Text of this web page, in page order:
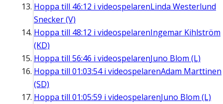
Hoppa till 46:12 i videospelarenLinda Westerlund
Snecker (V)
Hoppa till 48:12 i videospelarenIngemar Kihlström
(KD)
Hoppa till 56:46 i videospelarenJuno Blom (L)
Hoppa till 01:03:54i videospelarenAdam Marttinen
(SD)
Hoppa till 01:05:59 i videospelarenJuno Blom (L)